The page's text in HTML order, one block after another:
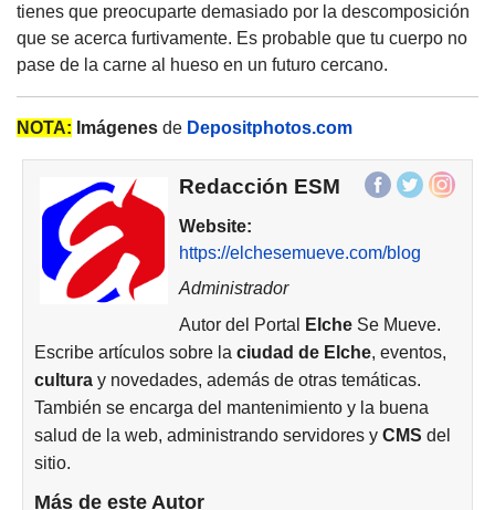
tienes que preocuparte demasiado por la descomposición
que se acerca furtivamente. Es probable que tu cuerpo no
pase de la carne al hueso en un futuro cercano.
NOTA: Imágenes de Depositphotos.com
Redacción ESM
Website:
https://elchesemueve.com/blog
Administrador
Autor del Portal
ElcheSe Mueve.
Escribe artículos sobre la ciudad de Elche, eventos,
cultura y novedades, además de otras temáticas.
También se encarga del mantenimiento y la buena
salud de la web, administrando servidores y CMS del
sitio.
Más de este Autor